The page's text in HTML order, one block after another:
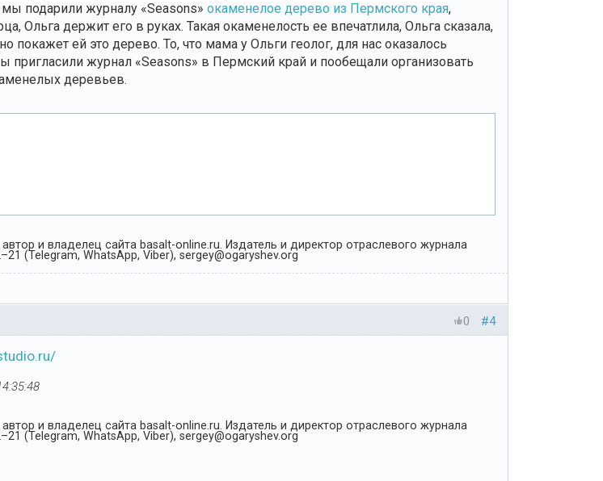
подарили журналу «Seasons» окаменелое дерево из Пермского края,
Ольга держит его в руках. Такая окаменелость ее впечатлила, Ольга сказала,
покажет ей это дерево. То, что мама у Ольги геолог, для нас оказалось
журнал «Seasons» в Пермский край и пообещали организовать
деревьев.
и владелец сайта basalt-online.ru. Издатель и директор отраслевого журнала
(Telegram, WhatsApp, Viber), sergey@ogaryshev.org
#4
0
и владелец сайта basalt-online.ru. Издатель и директор отраслевого журнала
(Telegram, WhatsApp, Viber), sergey@ogaryshev.org